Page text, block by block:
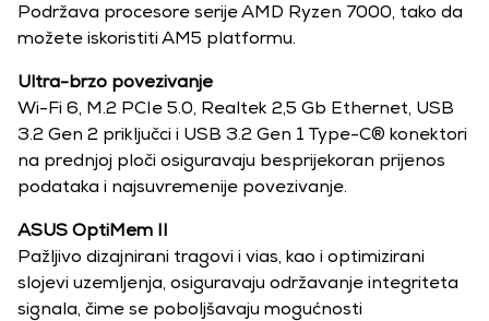
Podržava procesore serije AMD Ryzen 7000, tako da
možete iskoristiti AM5 platformu.
Ultra-brzo povezivanje
Wi-Fi 6, M.2 PCIe 5.0, Realtek 2,5 Gb Ethernet, USB
3.2 Gen 2 priključci i USB 3.2 Gen 1 Type-C® konektori
na prednjoj ploči osiguravaju besprijekoran prijenos
podataka i najsuvremenije povezivanje.
ASUS OptiMem II
Pažljivo dizajnirani tragovi i vias, kao i optimizirani
slojevi uzemljenja, osiguravaju održavanje integriteta
signala, čime se poboljšavaju mogućnosti